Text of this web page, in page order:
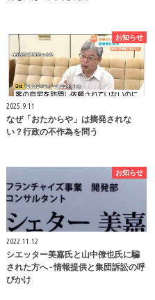
お知らせ
2025.9.11
なぜ「おたからや」は摘発されな
い？行政の不作為を問う
お知らせ
2022.11.12
シエッター美嘉氏と山中僚也氏に騙
された方へ - 情報提供と集団訴訟の呼
びかけ